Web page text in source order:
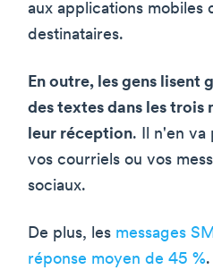
aux applications mobiles
destinataires.
En outre, les gens lisent
des textes dans les trois
leur réception. Il n'en va
vos courriels ou vos
sociaux.
De plus, les messages
réponse moyen de 45 %